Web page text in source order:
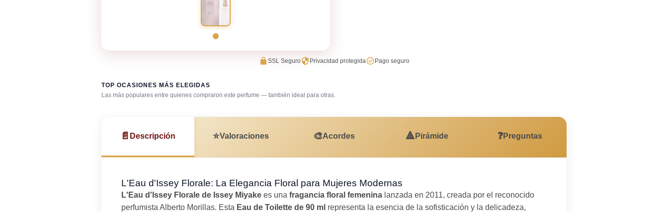
SSL Seguro Privacidad protegida Pago seguro
TOP OCASIONES MÁS ELEGIDAS
Las más populares entre quienes compraron este perfume — también ideal para otras.
Primera cita Trabajo en oficina
📄 Descripción ⭐Valoraciones 🎨Acordes 🔺 Pirámide ❓Preguntas
L'Eau d'Issey Florale: La Elegancia Floral para Mujeres Modernas
L'Eau d'Issey Florale de Issey Miyake es una fragancia floral femenina lanzada en 2011, creada por el reconocido
perfumista Alberto Morillas. Esta Eau de Toilette de 90 ml representa la esencia de la sofisticación y la delicadeza,